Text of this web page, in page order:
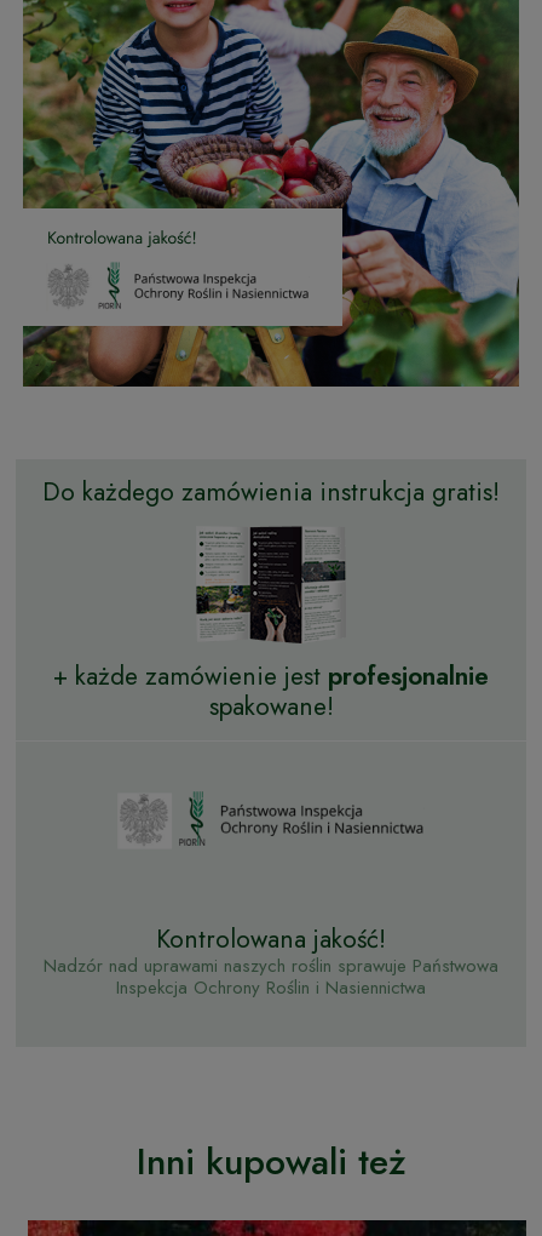
Do każdego zamówienia instrukcja gratis!
+ każde zamówienie jest profesjonalnie
spakowane!
Kontrolowana jakość!
Nadzór nad uprawami naszych roślin sprawuje Państwowa
Inspekcja Ochrony Roślin i Nasiennictwa
Inni kupowali też